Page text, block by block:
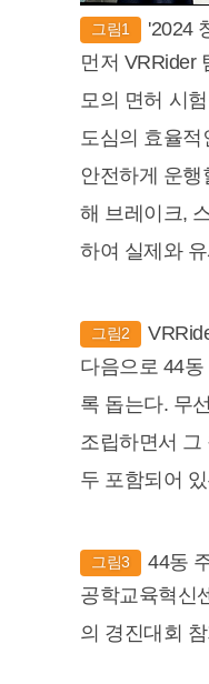
그림1
'2024
먼저 VRRider
모의 면허 시
도심의 효율
안전하게 운행
해 브레이크,
하여 실제와
그림2
다음으로 44
록 돕는다. 무
조립하면서 그
두 포함되어
그림3
44동
공학교육혁신
의 경진대회